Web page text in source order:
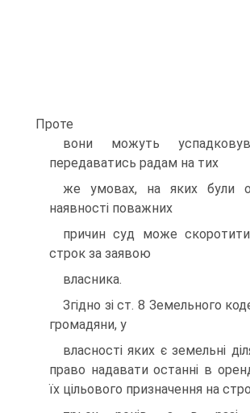
Проте
вони можуть
передаватись радам на тих
же умовах, на яких були
наявностi поважних
причин суд може скоротити
строк за заявою
власника.
Згiдно зi ст. 8 Земельного
громадяни, у
власностi яких є земельнi
право надавати останнi в
їх цiльового призначення на